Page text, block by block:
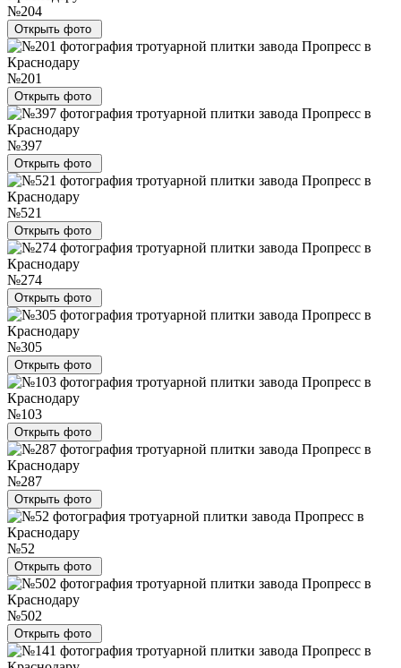
№204
Открыть фото
№201
Открыть фото
№397
Открыть фото
№521
Открыть фото
№274
Открыть фото
№305
Открыть фото
№103
Открыть фото
№287
Открыть фото
№52
Открыть фото
№502
Открыть фото